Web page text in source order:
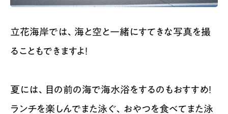
立花海岸では、海と空と一緒にすてきな写真を撮
ることもできますよ！
夏には、目の前の海で海水浴をするのもおすすめ！
ランチを楽しんでまた泳ぐ、おやつを食べてまた泳